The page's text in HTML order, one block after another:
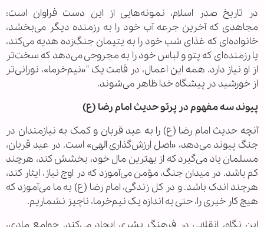
در تاریخ صدر اسلام، نمونه‌هایی از این دست فراوان است:
مجاهدی که آخرین جرعه آب خود را به رزمنده دیگر می‌بخشد،
خانواده‌ای که غذای شب خود را به یتیمان جنگ‌زده هدیه می‌کند،
یا رزمنده‌ای که پتو و لباس خود را به مجروحی می‌دهد که سخت‌تر
از او نیاز دارد. همه این اعمال، در قامت یک "«نیم‌خرما»، نورانی‌تر
از خورشید در پیشگاه خدا ظاهر می‌شوند.
پیوند سه مفهوم در پرتو حدیث امام رضا (ع)
آنچه حدیث امام رضا (ع) را به عید قربان و کمک به نیازمندان در
جنگ پیوند می‌دهد، «اصل ارزش‌گذاری الهی» است. در عید قربان،
مسلمان یاد می‌گیرد که از بهترین مال خود، بخشش کند، هرچند
کم باشد. در میدان جنگ، مؤمن می‌آموزد که در اوج نیاز، ایثار کند،
هرچند اندک باشد. و در کل زندگی، امام رضا (ع) به ما می‌آموزد که
هیچ کار خیری را، حتی به اندازه یک نیم‌خرما، ناچیز نشماریم.